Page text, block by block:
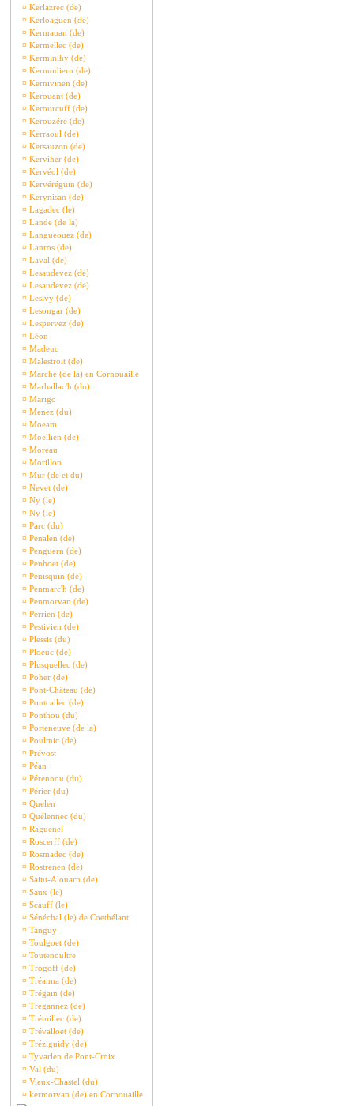
¤ Kerlazrec (de)
¤ Kerloaguen (de)
¤ Kermauan (de)
¤ Kermellec (de)
¤ Kerminihy (de)
¤ Kermodiern (de)
¤ Kernivinen (de)
¤ Kerouant (de)
¤ Kerourcuff (de)
¤ Kerouzéré (de)
¤ Kerraoul (de)
¤ Kersauzon (de)
¤ Kerviher (de)
¤ Kervéol (de)
¤ Kervéréguin (de)
¤ Kerynisan (de)
¤ Lagadec (le)
¤ Lande (de la)
¤ Langueouez (de)
¤ Lanros (de)
¤ Laval (de)
¤ Lesaudevez (de)
¤ Lesaudevez (de)
¤ Lesivy (de)
¤ Lesongar (de)
¤ Lespervez (de)
¤ Léon
¤ Madeuc
¤ Malestroit (de)
¤ Marche (de la) en Cornouaille
¤ Marhallac'h (du)
¤ Marigo
¤ Menez (du)
¤ Moeam
¤ Moellien (de)
¤ Moreau
¤ Morillon
¤ Mur (de et du)
¤ Nevet (de)
¤ Ny (le)
¤ Ny (le)
¤ Parc (du)
¤ Penalen (de)
¤ Penguern (de)
¤ Penhoet (de)
¤ Penisquin (de)
¤ Penmarc'h (de)
¤ Penmorvan (de)
¤ Perrien (de)
¤ Pestivien (de)
¤ Plessis (du)
¤ Ploeuc (de)
¤ Plusquellec (de)
¤ Poher (de)
¤ Pont-Château (de)
¤ Pontcallec (de)
¤ Ponthou (du)
¤ Porteneuve (de la)
¤ Poulmic (de)
¤ Prévost
¤ Péan
¤ Pérennou (du)
¤ Périer (du)
¤ Quelen
¤ Quélennec (du)
¤ Raguenel
¤ Roscerff (de)
¤ Rosmadec (de)
¤ Rostrenen (de)
¤ Saint-Alouarn (de)
¤ Saux (le)
¤ Scauff (le)
¤ Sénéchal (le) de Coethélant
¤ Tanguy
¤ Toulgoet (de)
¤ Toutenoultre
¤ Trogoff (de)
¤ Tréanna (de)
¤ Trégain (de)
¤ Trégannez (de)
¤ Trémillec (de)
¤ Trévalloet (de)
¤ Tréziguidy (de)
¤ Tyvarlen de Pont-Croix
¤ Val (du)
¤ Vieux-Chastel (du)
¤ kermorvan (de) en Cornouaille